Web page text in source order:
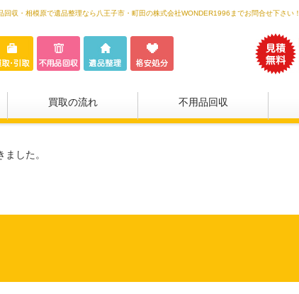
回収・相模原で遺品整理なら八王子市・町田の株式会社WONDER1996までお問合せ下さい！
買取の流れ 不用品回収
した。